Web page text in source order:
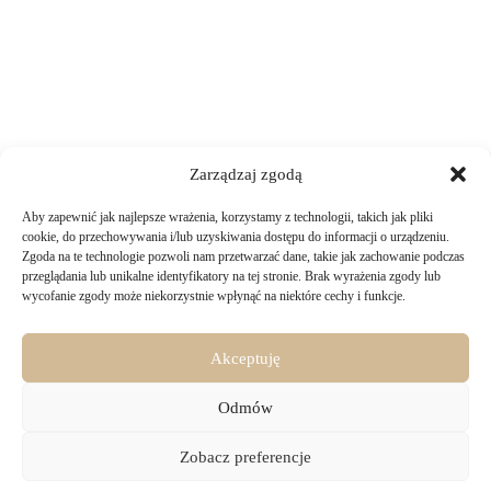
Zarządzaj zgodą
Aby zapewnić jak najlepsze wrażenia, korzystamy z technologii, takich jak pliki
cookie, do przechowywania i/lub uzyskiwania dostępu do informacji o urządzeniu.
Zgoda na te technologie pozwoli nam przetwarzać dane, takie jak zachowanie podczas
przeglądania lub unikalne identyfikatory na tej stronie. Brak wyrażenia zgody lub
wycofanie zgody może niekorzystnie wpłynąć na niektóre cechy i funkcje.
Akceptuję
Odmów
Zobacz preferencje
TWOJE ZAKUPY
Logowanie i rejestracja
Jak złożyć zamówienie
Formy płatności
14 dni na zwrot zakupów
INFORMACJE PRAWNE
Regulamin sklepu
Materiały do pobrania
KONTAKT
biuro@majru.comCopyright © 2026 - Majru